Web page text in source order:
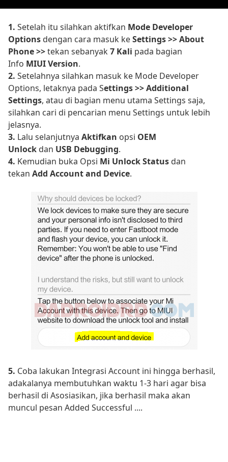
1. Setelah itu silahkan aktifkan Mode Developer
Options dengan cara masuk keSettings >> About
Phone >>tekan sebanyak7 Kali pada bagian
Info MIUI Version.
2. Setelahnya silahkan masuk ke Mode Developer
Options, letaknya pada Settings >> Additional
Settings, atau di bagian menu utama Settings saja,
silahkan cari di pencarian menu Settings untuk lebih
jelasnya.
3. Lalu selanjutnya Aktifkan opsi OEM
Unlock dan USB Debugging.
4. Kemudian buka Opsi Mi Unlock Status dan
tekan Add Account and Device.
5. Coba lakukan Integrasi Account ini hingga berhasil,
adakalanya membutuhkan waktu 1-3 hari agar bisa
berhasil di Asosiasikan, jika berhasil maka akan
muncul pesan Added Successful ....